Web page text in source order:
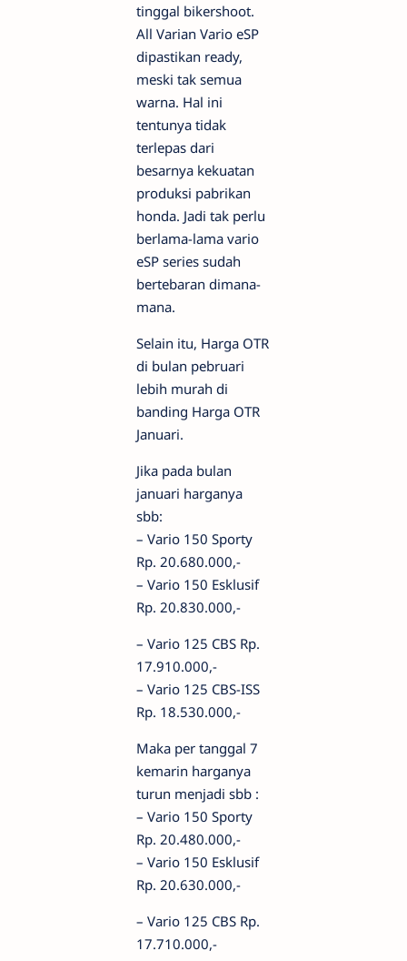
tinggal bikershoot.
All Varian Vario eSP
dipastikan ready,
meski tak semua
warna. Hal ini
tentunya tidak
terlepas dari
besarnya kekuatan
produksi pabrikan
honda. Jadi tak perlu
berlama-lama vario
eSP series sudah
bertebaran dimana-
mana.
Selain itu, Harga OTR
di bulan pebruari
lebih murah di
banding Harga OTR
Januari.
Jika pada bulan
januari harganya
sbb:
– Vario 150 Sporty
Rp. 20.680.000,-
– Vario 150 Esklusif
Rp. 20.830.000,-
– Vario 125 CBS Rp.
17.910.000,-
– Vario 125 CBS-ISS
Rp. 18.530.000,-
Maka per tanggal 7
kemarin harganya
turun menjadi sbb :
– Vario 150 Sporty
Rp. 20.480.000,-
– Vario 150 Esklusif
Rp. 20.630.000,-
– Vario 125 CBS Rp.
17.710.000,-